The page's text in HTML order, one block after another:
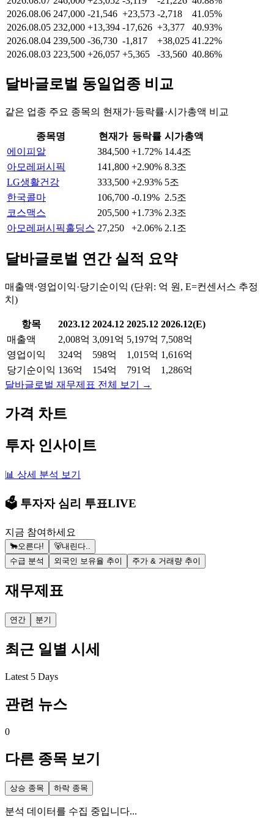
2026.08.06 247,000 -21,546 +23,573 -2,718
41.05%
2026.08.05 232,000 +13,394 -17,626 +3,377
40.93%
2026.08.04 239,500 -36,730 -1,817 +38,025 41.22%
2026.08.03 223,500 +26,057 +5,365 -33,560 40.86%
달바글로벌 동일업종 비교
같은 업종 주요 종목의 현재가·등락률·시가총액 비교
종목명 현재가 등락률 시가총액
에이피알
384,500 +1.72% 14.4조
아모레퍼시픽
141,800 +2.90% 8.3조
LG생활건강
333,500 +2.93% 5조
한국콜마
106,700 -0.19% 2.5조
코스맥스
205,500 +1.73% 2.3조
아모레퍼시픽홀딩스 27,250 +2.06% 2.1조
달바글로벌 연간 실적 요약
매출액·영업이익·당기순이익 (단위: 억 원, E=컨센서스 추정
치)
항목 2023.12 2024.12 2025.12 2026.12(E)
매출액
2,008억 3,091억 5,197억 7,508억
영업이익
324억 598억 1,015억 1,616억
당기순이익 136억 154억 791억
1,286억
달바글로벌 재무제표 전체 보기 →
가격 차트
투자 인사이트
📊 상세 분석 보기
🗳️ 투자자 심리 투표LIVE
지금 참여하세요
🐂오른다! 🐻내린다..
수급 분석
외국인 보유율 추이 주가 & 거래량 추이
재무제표
연간 분기
최근 일별 시세
Latest 5 Days
관련 뉴스
0
다른 종목 보기
상승 종목 하락 종목
분석 데이터를 수집 중입니다...